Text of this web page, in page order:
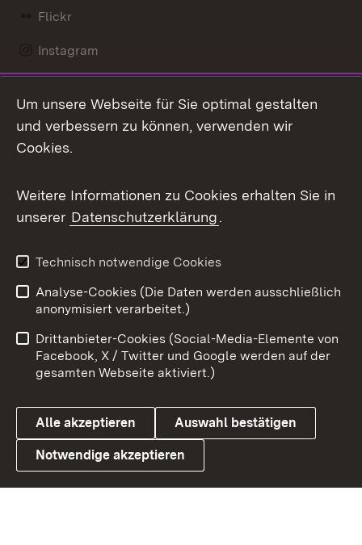
Flickr
Instagram
Mastodon
Messenger
Social Wall
X / Twitter
Youtube
Link zum Landesportal
Benutzungshinweise
Barrierefreiheit
Datenschutz
Cookies
Um unsere Webseite für Sie optimal gestalten
und verbessern zu können, verwenden wir
Cookies.
Weitere Informationen zu Cookies erhalten Sie in
unserer Datenschutzerklärung.
Technisch notwendige Cookies
Analyse-Cookies (Die Daten werden ausschließlich
anonymisiert verarbeitet.)
Drittanbieter-Cookies (Social-Media-Elemente von
Facebook, X / Twitter und Google werden auf der
gesamten Webseite aktiviert.)
Alle akzeptieren Auswahl bestätigen
Notwendige akzeptieren